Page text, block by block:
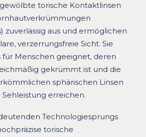
torische Kontaktlinsen
zuverlässig aus und ermöglichen
verzerrungsfreie Sicht. Sie
für Menschen geeignet, deren
gekrümmt ist und die
sphärischen Linsen
erreichen.
Technologiesprungs
torische